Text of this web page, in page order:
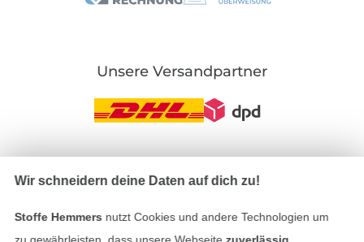
Unsere Versandpartner
Impressum
In den deutschen Shop wechseln (aktuell
Wir schneidern deine Daten auf dich zu!
Stoffe Hemmers nutzt Cookies und andere Technologien um